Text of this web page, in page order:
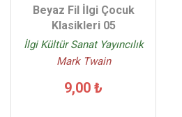
Beyaz Fil İlgi Çocuk
Klasikleri 05
İlgi Kültür Sanat Yayıncılık
Mark Twain
9,00 ₺